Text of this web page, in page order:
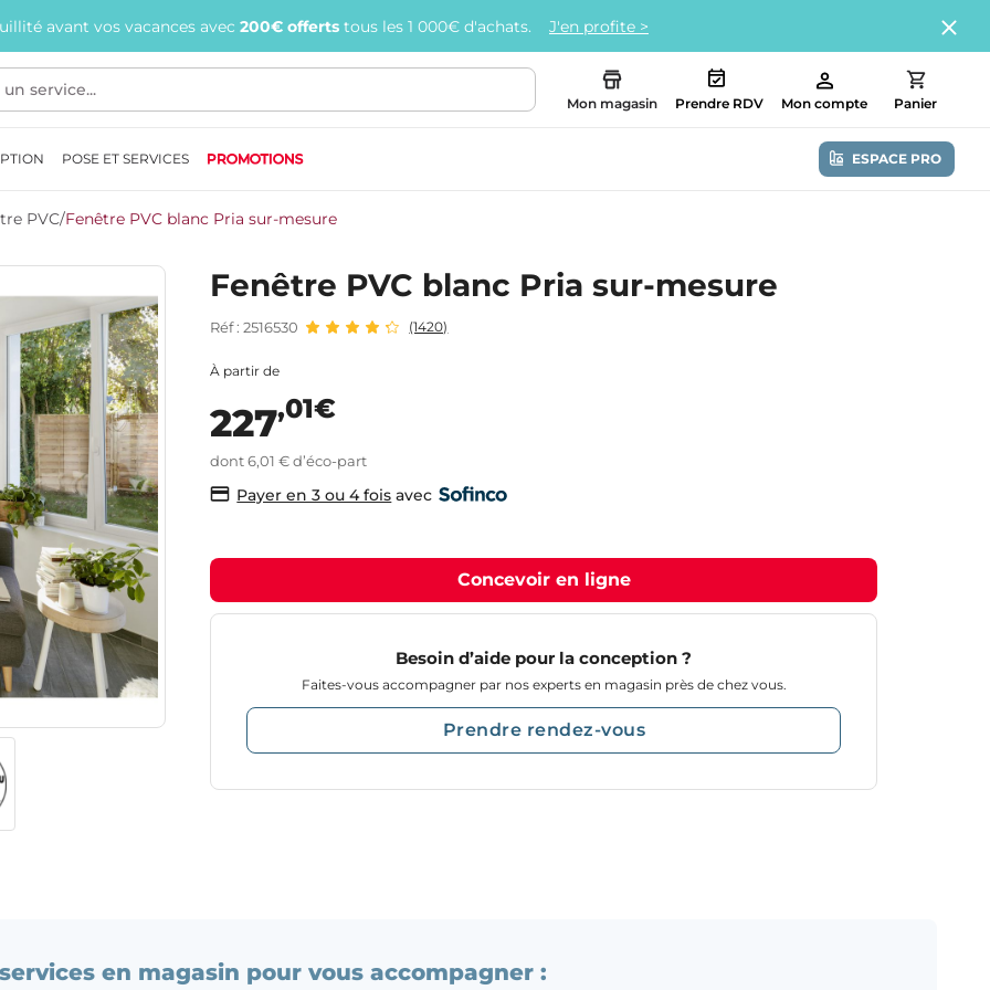
avant vos vacances avec 200€ offerts tous les 1 000€ d'achats. J'en profite >
Mon magasin Prendre RDV Mon compte Panier
POSE ET SERVICES PROMOTIONS ESPACE PRO
PVC/Fenêtre PVC blanc Pria sur-mesure
Fenêtre PVC blanc Pria sur-mesure
Réf : 2516530 (1420)
À partir de
227,01€
dont 6,01 € d’éco-part
Payer en 3 ou 4 fois avec
Concevoir en ligne
Besoin d’aide pour la conception ?
Faites-vous accompagner par nos experts en magasin près de chez vous.
Prendre rendez-vous
en magasin pour vous accompagner :